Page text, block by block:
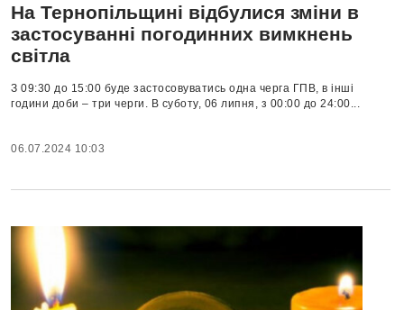
На Тернопільщині відбулися зміни в
застосуванні погодинних вимкнень
світла
З 09:30 до 15:00 буде застосовуватись одна черга ГПВ, в інші
години доби – три черги. В суботу, 06 липня, з 00:00 до 24:00...
06.07.2024 10:03